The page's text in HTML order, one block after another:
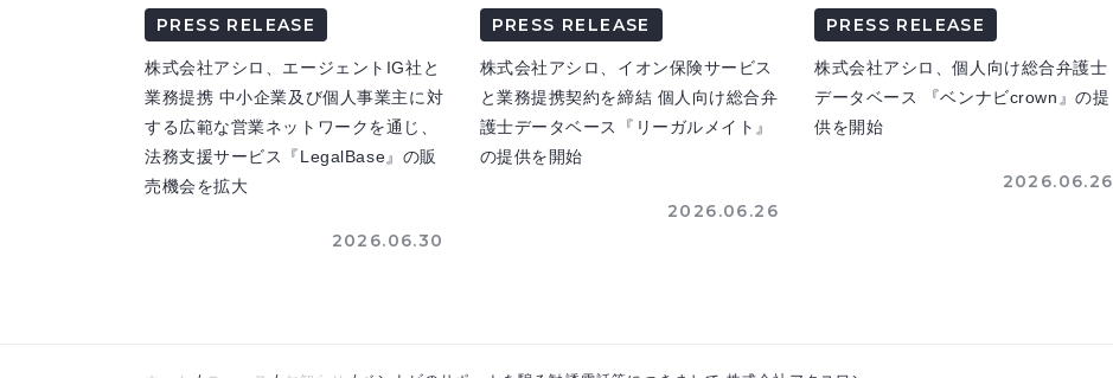
PRESS RELEASE
株式会社アシロ、エージェントIG社と
業務提携 中小企業及び個人事業主に対
する広範な営業ネットワークを通じ、
法務支援サービス『LegalBase』の販
売機会を拡大
2026.06.30
PRESS RELEASE
株式会社アシロ、イオン保険サービス
と業務提携契約を締結 個人向け総合弁
護士データベース『リーガルメイト』
の提供を開始
2026.06.26
PRESS RELEASE
株式会社アシロ、個人向け総合弁護士
データベース 『ベンナビcrown』の提
供を開始
2026.06.26